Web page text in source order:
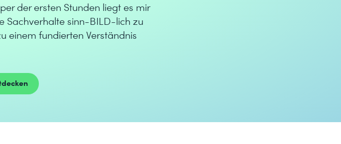
der ersten Stunden liegt es mir
Sachverhalte sinn-BILD-lich zu
einem fundierten Verständnis